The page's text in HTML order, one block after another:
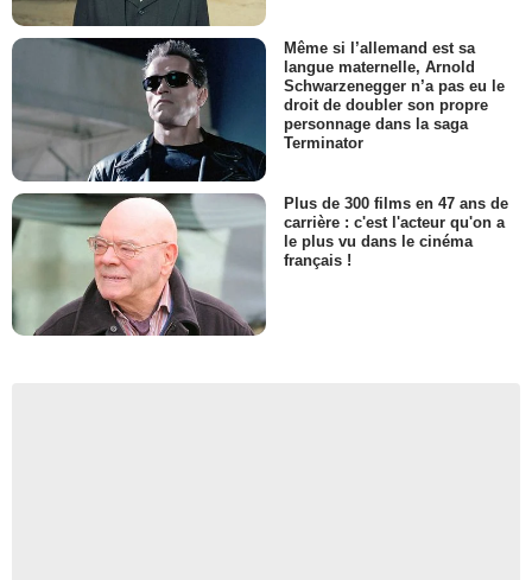
Même si l’allemand est sa
langue maternelle, Arnold
Schwarzenegger n’a pas eu le
droit de doubler son propre
personnage dans la saga
Terminator
Plus de 300 films en 47 ans de
carrière : c'est l'acteur qu'on a
le plus vu dans le cinéma
français !